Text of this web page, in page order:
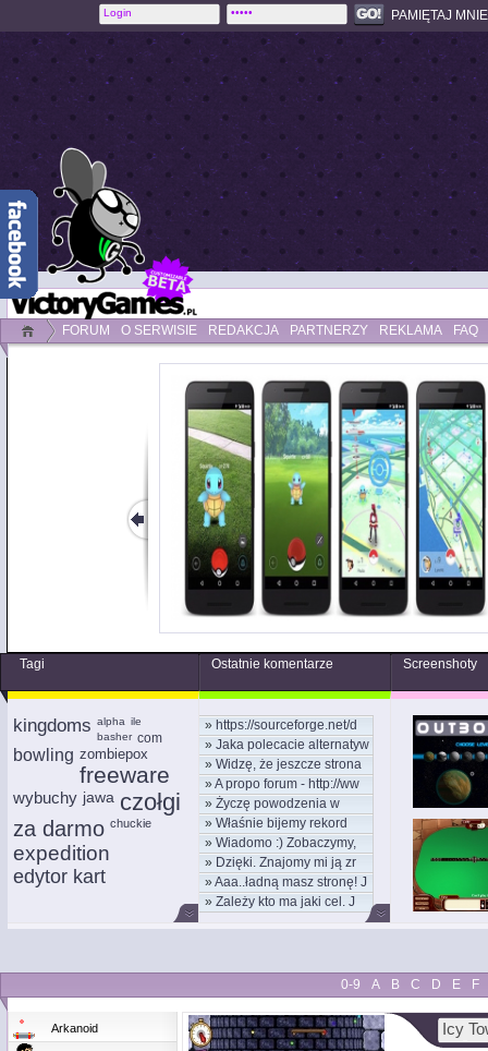
PAMIĘTAJ
FORUM O SERWISIE REDAKCJA PARTNERZY REKLAMA FAQ
Tagi Ostatnie komentarze Screenshoty
kingdoms alpha ile
basher com
bowling zombiepox
freeware
wybuchy jawa czołgi
za darmo chuckie
expedition
edytor kart
» https://sourceforge.net/d
» Jaka polecacie alternatyw
» Widzę, że jeszcze strona
»A propo forum - http://ww
» Życzę powodzenia w
nowym
» Właśnie bijemy rekord
kom
» Wiadomo :) Zobaczymy,
moż
» Dzięki. Znajomy mi ją zr
»Aaa..ładną masz stronę! J
» Zależy kto ma jaki cel. J
0-9 A B C D E F
Arkanoid Icy